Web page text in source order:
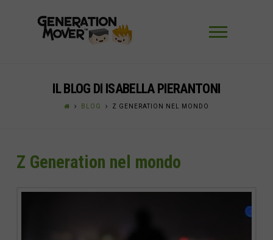
IL BLOG DI ISABELLA PIERANTONI
BLOG Z GENERATION NEL MONDO
Z Generation nel mondo